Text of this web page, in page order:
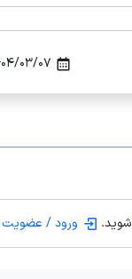
۱۴۰۴/۰۳/۰۷ -
ورود / عضویت